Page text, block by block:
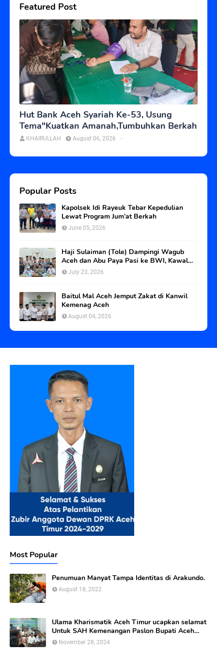
Featured Post
Hut Bank Aceh Syariah Ke-53, Usung
Tema"Kuatkan Amanah,Tumbuhkan Berkah
KHAIRULLAH -
August 06, 2026
Popular Posts
Kapolsek Idi Rayeuk Tebar Kepedulian
Lewat Program Jum’at Berkah
June 05, 2026
Haji Sulaiman (Tole) Dampingi Wagub
Aceh dan Abu Paya Pasi ke BWI, Kawal
Status Tanah Wakaf Blangpadang
July 23, 2026
Baitul Mal Aceh Jemput Zakat di Kanwil
Kemenag Aceh
August 04, 2026
Most Popular
Penumuan Manyat Tampa Identitas di Arakundo.
August 18, 2022
Ulama Kharismatik Aceh Timur ucapkan selamat
Untuk SAH Kemenangan Paslon Bupati Aceh
Timur calon nomor Urut 01
November 28, 2024